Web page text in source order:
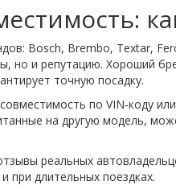
Bosch, Brembo, Textar,
но и репутацию. Хороший
точную посадку.
по VIN‑коду
на другую модель,
реальных
при длительных поездках.